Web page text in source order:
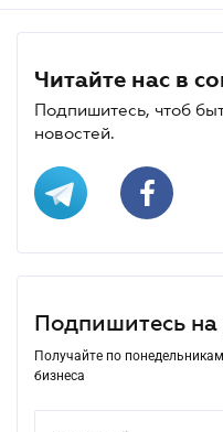
Читайте нас в
Подпишитесь, чтоб
новостей.
Подпишитесь на
Получайте по
бизнеса